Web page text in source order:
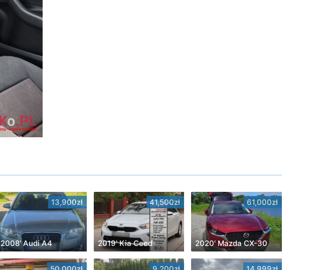
13,900zł
2008' Audi A4
41,500zł
2019' Kia Ceed
61,000zł
2020' Mazda CX-30